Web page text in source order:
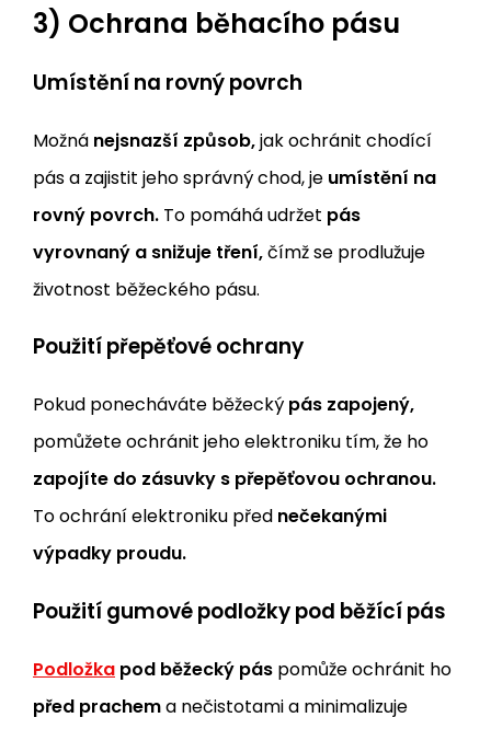
3) Ochrana běhacího pásu
Umístění na rovný povrch
Možná nejsnazší způsob,jak ochránit chodící
pás a zajistit jeho správný chod, je umístění na
rovný povrch. To pomáhá udržet pás
vyrovnaný a snižuje tření,čímž se prodlužuje
životnost běžeckého pásu.
Použití přepěťové ochrany
Pokud ponecháváte běžecký pás zapojený,
pomůžete ochránit jeho elektroniku tím, že ho
zapojíte do zásuvky s přepěťovou ochranou.
To ochrání elektroniku před nečekanými
výpadky proudu.
Použití gumové podložky pod běžící pás
Podložka pod běžecký pás pomůže ochránit ho
před prachema nečistotami a minimalizuje